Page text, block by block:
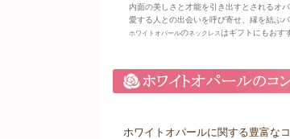
内面の美しさと才能を引き出すとされるオ
愛する人との出会いを呼び寄せ、縁を結ぶ
ホワイトオパールのネックレスはギフトにもおす
ホワイトオパールに関する豊富な